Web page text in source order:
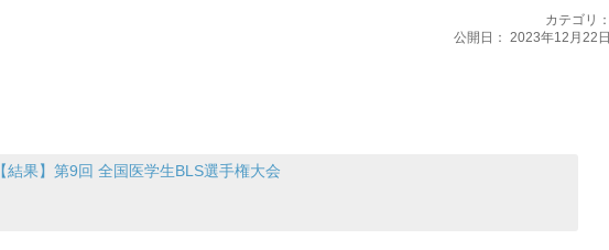
カテゴリ：
公開日： 2023年12月22日
【結果】第9回 全国医学生BLS選手権大会